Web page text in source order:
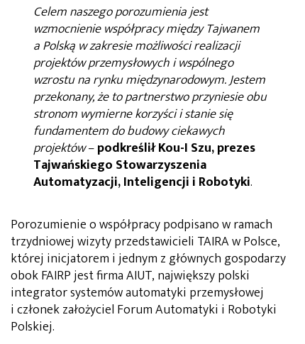
Celem naszego porozumienia jest
wzmocnienie współpracy między Tajwanem
a Polską w zakresie możliwości realizacji
projektów przemysłowych i wspólnego
wzrostu na rynku międzynarodowym. Jestem
przekonany, że to partnerstwo przyniesie obu
stronom wymierne korzyści i stanie się
fundamentem do budowy ciekawych
projektów–podkreślił Kou-I Szu, prezes
Tajwańskiego Stowarzyszenia
Automatyzacji, Inteligencji i Robotyki.
Porozumienie o współpracy podpisano w ramach
trzydniowej wizyty przedstawicieli TAIRA w Polsce,
której inicjatorem i jednym z głównych gospodarzy
obok FAIRP jest firma AIUT, największy polski
integrator systemów automatyki przemysłowej
i członek założyciel Forum Automatyki i Robotyki
Polskiej.